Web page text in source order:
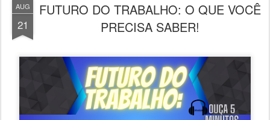
AUG
21
FUTURO DO TRABALHO: O QUE VOCÊ
PRECISA SABER!